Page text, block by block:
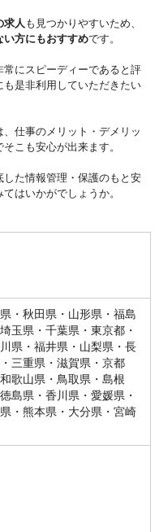
求人 も見つかりやすいため、
い方にもおすすめです。
にスピーディーであると評
是非利用していただきたい
仕事のメリット・デメリッ
こも安心が出来ます。
た情報管理・保護のもと安
はいかがでしょうか。
・秋田県・山形県・福島
玉県・千葉県・東京都・
県・福井県・山梨県・長
三重県・滋賀県・京都
歌山県・鳥取県・島根
島県・香川県・愛媛県・
・熊本県・大分県・宮崎